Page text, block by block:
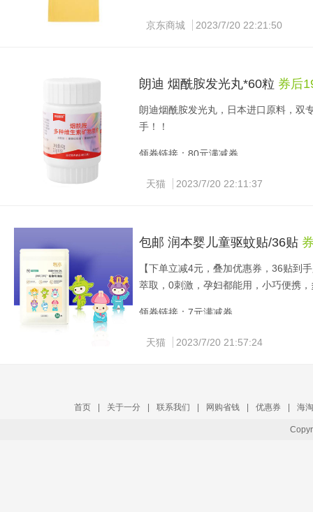
京东商城 2023/7/20 22:21:50
朗迪 烟酰胺发光丸*60粒 券后
朗迪烟酰胺发光丸，日本进口原料，双
手！！
领券链接：80元满减券
天猫 2023/7/20 22:11:37
包邮 润本婴儿童驱蚊贴/36贴
【下单立减4元，叠加优惠券，36贴到
萃取，0刺激，孕妇都能用，小巧便携
领券链接：7元满减券
天猫 2023/7/20 21:57:24
首页 关于一分 联系我们 网购省钱 优惠券 海淘